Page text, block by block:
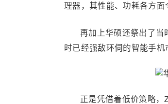
理器，其性能、功耗各方面
再加上华硕还祭出了
时已经强敌环伺的智能手机
正是凭借着低价策略，